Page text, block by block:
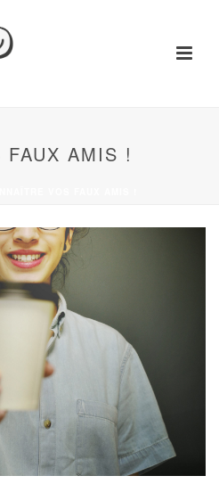
FAUX AMIS !